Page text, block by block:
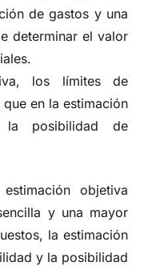
de gastos y una
determinar el valor
los límites de
en la estimación
posibilidad de
objetiva
y una mayor
la estimación
y la posibilidad